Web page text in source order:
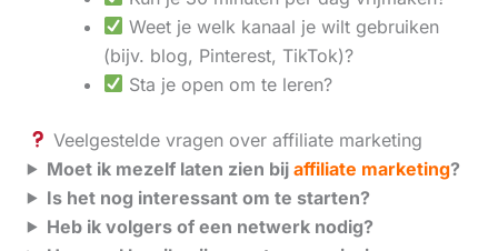
Weet je welk kanaal je wilt gebruiken
(bijv. blog, Pinterest, TikTok)?
Sta je open om te leren?
Veelgestelde vragen over affiliate marketing
Moet ik mezelf laten zien bij affiliate marketing?
Is het nog interessant om te starten?
Heb ik volgers of een netwerk nodig?